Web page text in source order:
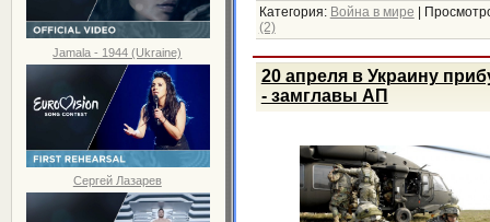
Jamala - 1944 (Ukraine)
Сергей Лазарев
Категория: Война в мире |
(2)
20 апреля в Украину
- замглавы АП